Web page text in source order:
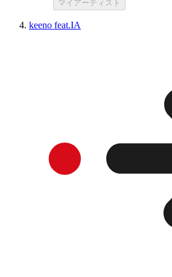
マイアーティスト
keeno feat.IA